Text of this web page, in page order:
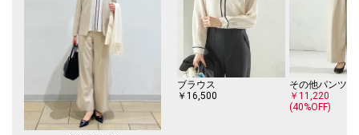
■お問い合わせ品番：317-06-0017
▼シリーズもございます。
DELEGANT テーパード パンツ（品番：313-16-0145）
DELEGANT ストレート パンツ（品番：313-16-0146）
-------------------------------------
生地の厚み：中間
ブラウス
￥16,500
その他パンツ
￥11,220
(40%OFF)